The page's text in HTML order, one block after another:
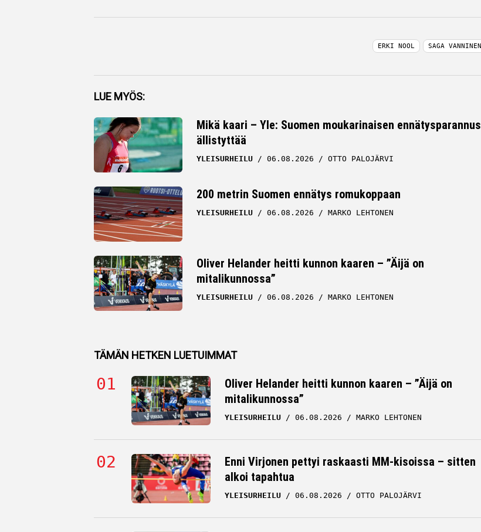
Facebook
Twitter
Whatsapp
ERKI NOOL SAGA VANNINEN
LUE MYÖS:
Mikä kaari – Yle: Suomen moukarinaisen ennätysparannus
ällistyttää
YLEISURHEILU 06.08.2026 OTTO PALOJÄRVI
200 metrin Suomen ennätys romukoppaan
YLEISURHEILU 06.08.2026 MARKO LEHTONEN
Oliver Helander heitti kunnon kaaren – ”Äijä on
mitalikunnossa”
YLEISURHEILU 06.08.2026 MARKO LEHTONEN
TÄMÄN HETKEN LUETUIMMAT
Oliver Helander heitti kunnon kaaren – ”Äijä on
mitalikunnossa”
YLEISURHEILU 06.08.2026 MARKO LEHTONEN
Enni Virjonen pettyi raskaasti MM-kisoissa – sitten
alkoi tapahtua
YLEISURHEILU 06.08.2026 OTTO PALOJÄRVI